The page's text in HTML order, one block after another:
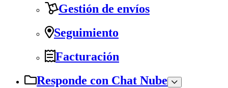
Gestión de envíos
Seguimiento
Facturación
Responde con Chat Nube